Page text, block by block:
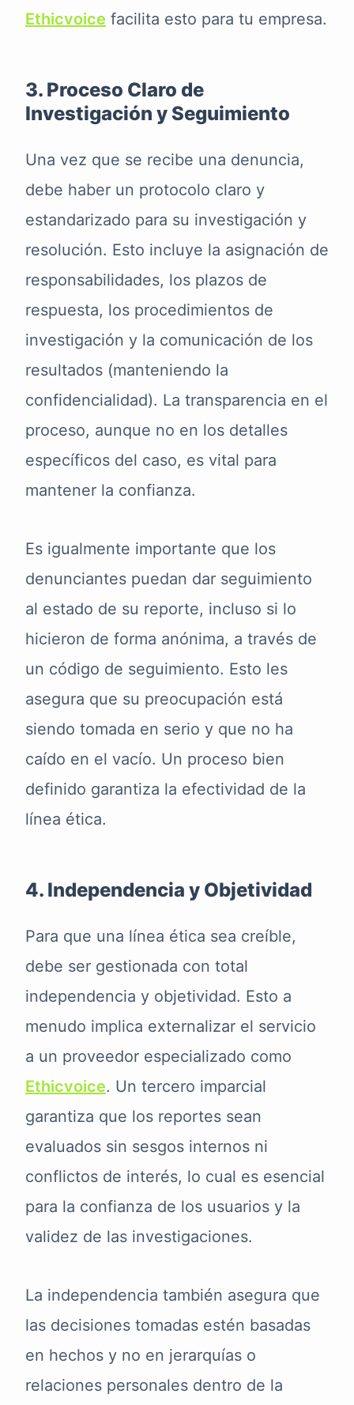
Ethicvoice facilita esto para tu empresa.
3. Proceso Claro de
Investigación y Seguimiento
Una vez que se recibe una denuncia,
debe haber un protocolo claro y
estandarizado para su investigación y
resolución. Esto incluye la asignación de
responsabilidades, los plazos de
respuesta, los procedimientos de
investigación y la comunicación de los
resultados (manteniendo la
confidencialidad). La transparencia en el
proceso, aunque no en los detalles
específicos del caso, es vital para
mantener la confianza.
Es igualmente importante que los
denunciantes puedan dar seguimiento
al estado de su reporte, incluso si lo
hicieron de forma anónima, a través de
un código de seguimiento. Esto les
asegura que su preocupación está
siendo tomada en serio y que no ha
caído en el vacío. Un proceso bien
definido garantiza la efectividad de la
línea ética.
4. Independencia y Objetividad
Para que una línea ética sea creíble,
debe ser gestionada con total
independencia y objetividad. Esto a
menudo implica externalizar el servicio
a un proveedor especializado como
Ethicvoice. Un tercero imparcial
garantiza que los reportes sean
evaluados sin sesgos internos ni
conflictos de interés, lo cual es esencial
para la confianza de los usuarios y la
validez de las investigaciones.
La independencia también asegura que
las decisiones tomadas estén basadas
en hechos y no en jerarquías o
relaciones personales dentro de la